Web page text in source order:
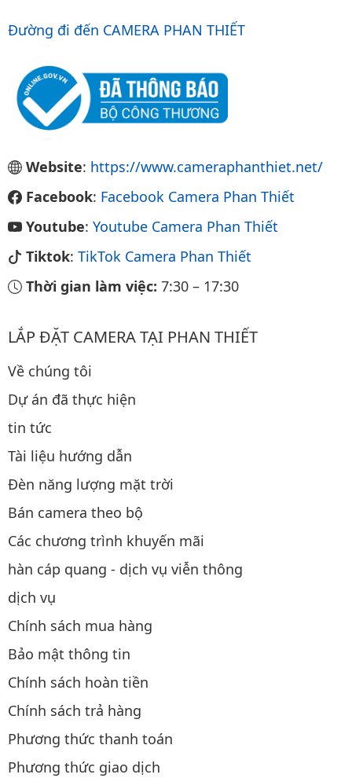
Đường đi đến CAMERA PHAN THIẾT
Website: https://www.cameraphanthiet.net/
Facebook: Facebook Camera Phan Thiết
Youtube: Youtube Camera Phan Thiết
Tiktok: TikTok Camera Phan Thiết
Thời gian làm việc: 7:30 – 17:30
LẮP ĐẶT CAMERA TẠI PHAN THIẾT
Về chúng tôi
Dự án đã thực hiện
tin tức
Tài liệu hướng dẫn
Đèn năng lượng mặt trời
Bán camera theo bộ
Các chương trình khuyến mãi
hàn cáp quang - dịch vụ viễn thông
dịch vụ
Chính sách mua hàng
Bảo mật thông tin
Chính sách hoàn tiền
Chính sách trả hàng
Phương thức thanh toán
Phương thức giao dịch